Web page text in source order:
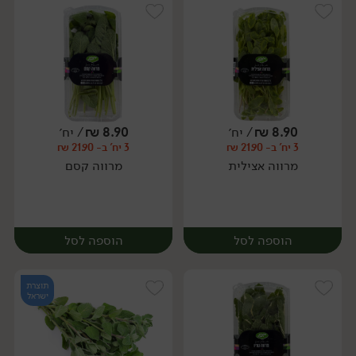
יח׳ יח׳
8.90
₪/ יח׳
3 יח' ב- 21.90 ₪
מרווה אצילית
הוספה לסל
8.90
₪/ יח׳
3 יח' ב- 21.90 ₪
מרווה קסם
הוספה לסל
תוצרת
ישראל